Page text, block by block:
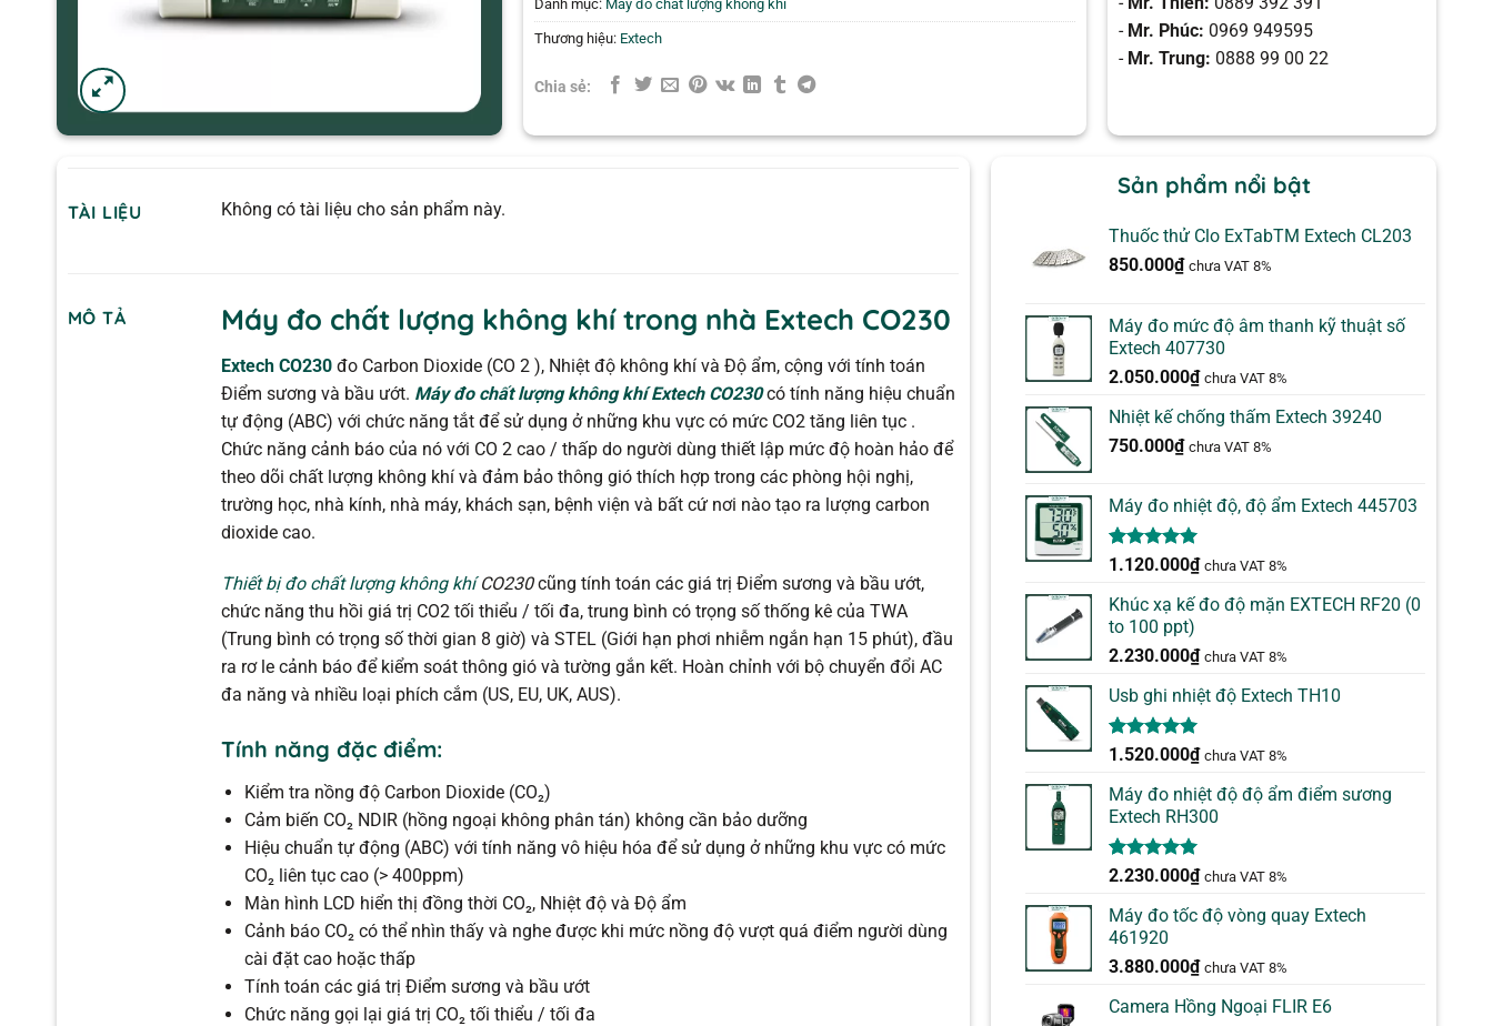
Danh mục: Máy đo chất lượng không khí
Thương hiệu: Extech
Chia sẻ:
- Mr. Phúc: 0969 949595
- Mr. Trung: 0888 99 00 22
TÀI LIỆU Không có tài liệu cho sản phẩm này.
MÔ TẢ Máy đo chất lượng không khí trong nhà Extech CO230
Extech CO230 đo Carbon Dioxide (CO 2 ), Nhiệt độ không khí và Độ ẩm, cộng với tính toán
Điểm sương và bầu ướt. Máy đo chất lượng không khí Extech CO230có tính năng hiệu chuẩn
tự động (ABC) với chức năng tắt để sử dụng ở những khu vực có mức CO2 tăng liên tục .
Chức năng cảnh báo của nó với CO 2 cao / thấp do người dùng thiết lập mức độ hoàn hảo để
theo dõi chất lượng không khí và đảm bảo thông gió thích hợp trong các phòng hội nghị,
trường học, nhà kính, nhà máy, khách sạn, bệnh viện và bất cứ nơi nào tạo ra lượng carbon
dioxide cao.
Thiết bị đo chất lượng không khíCO230cũng tính toán các giá trị Điểm sương và bầu ướt,
chức năng thu hồi giá trị CO2 tối thiểu / tối đa, trung bình có trọng số thống kê của TWA
(Trung bình có trọng số thời gian 8 giờ) và STEL (Giới hạn phơi nhiễm ngắn hạn 15 phút), đầu
ra rơ le cảnh báo để kiểm soát thông gió và tường gắn kết. Hoàn chỉnh với bộ chuyển đổi AC
đa năng và nhiều loại phích cắm (US, EU, UK, AUS).
Tính năng đặc điểm:
Kiểm tra nồng độ Carbon Dioxide (CO₂)
Cảm biến CO₂ NDIR (hồng ngoại không phân tán) không cần bảo dưỡng
Hiệu chuẩn tự động (ABC) với tính năng vô hiệu hóa để sử dụng ở những khu vực có mức
CO₂ liên tục cao (> 400ppm)
Màn hình LCD hiển thị đồng thời CO₂, Nhiệt độ và Độ ẩm
Cảnh báo CO₂ có thể nhìn thấy và nghe được khi mức nồng độ vượt quá điểm người dùng
cài đặt cao hoặc thấp
Tính toán các giá trị Điểm sương và bầu ướt
Chức năng gọi lại giá trị CO₂ tối thiểu / tối đa
Sản phẩm nổi bật
Thuốc thử Clo ExTabTM Extech CL203
850.000₫ chưa VAT 8%
Máy đo mức độ âm thanh kỹ thuật số
Extech 407730
2.050.000₫ chưa VAT 8%
Nhiệt kế chống thấm Extech 39240
750.000₫ chưa VAT 8%
Máy đo nhiệt độ, độ ẩm Extech 445703
5.00trên 5
1
đánh giá
1.120.000₫ chưa VAT 8%
Khúc xạ kế đo độ mặn EXTECH RF20 (0
to 100 ppt)
2.230.000₫ chưa VAT 8%
Usb ghi nhiệt độ Extech TH10
5.00trên 5
1
đánh giá
1.520.000₫ chưa VAT 8%
Máy đo nhiệt độ độ ẩm điểm sương
Extech RH300
5.00trên 5
1
đánh giá
2.230.000₫ chưa VAT 8%
Máy đo tốc độ vòng quay Extech
461920
3.880.000₫ chưa VAT 8%
Camera Hồng Ngoại FLIR E6